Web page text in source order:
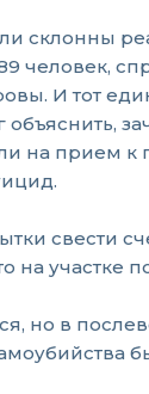
человек,
И тот
на прием к
свести
на
но в